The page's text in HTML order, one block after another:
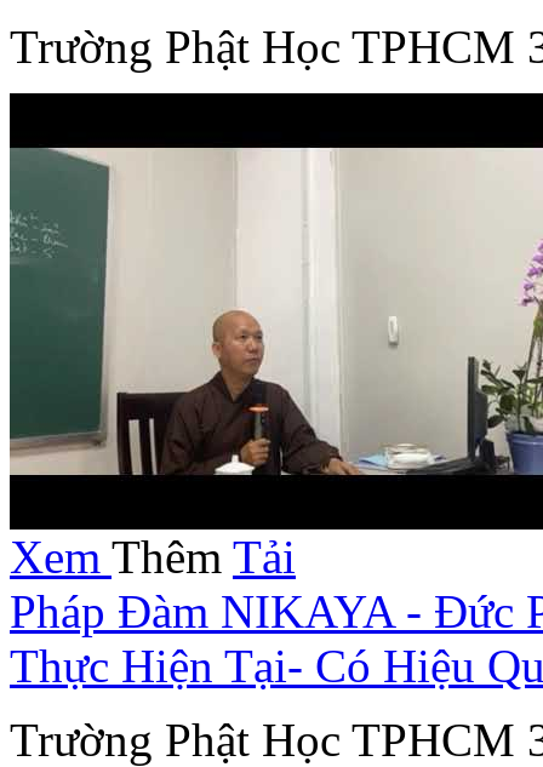
Trường Phật Học TPHCM
Xem Thêm Tải
Pháp Đàm NIKAYA - Đức
Thực Hiện Tại- Có Hiệu
Trường Phật Học TPHCM